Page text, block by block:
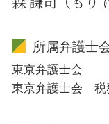
所属弁護士
東京弁護士会
東京弁護士会 税